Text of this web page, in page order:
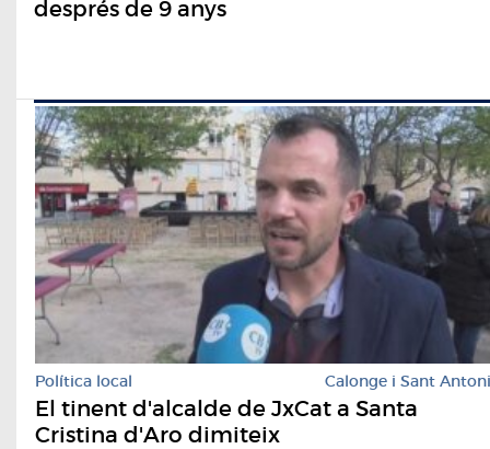
després de 9 anys
Política local Calonge i Sant Antoni
El tinent d'alcalde de JxCat a Santa
Cristina d'Aro dimiteix